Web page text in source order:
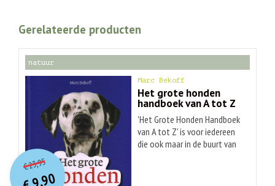
Gerelateerde producten
natuur
Marc Bekoff
Het grote honden
handboek van A tot Z
'Het Grote Honden Handboek
van A tot Z' is voor iedereen
die ook maar in de buurt van
€23,95O
orspr
onkelijke
prijs
was:
9,90
Huidige
prijs